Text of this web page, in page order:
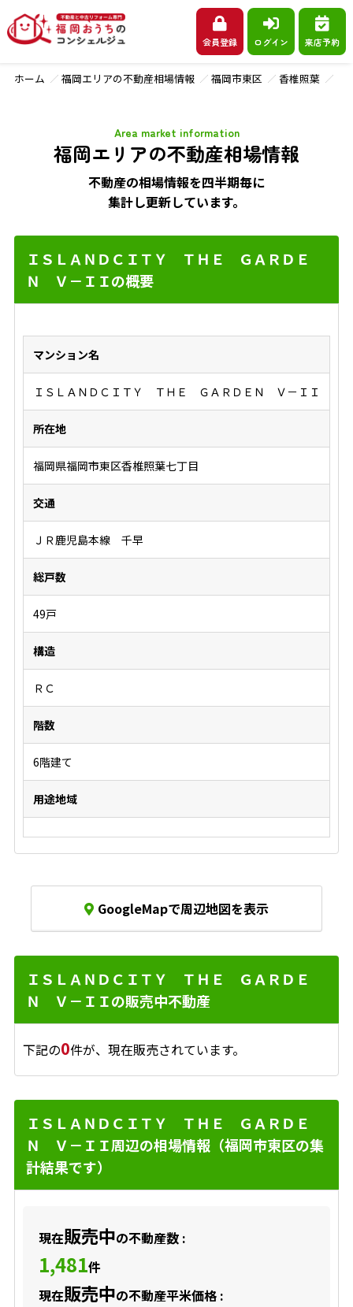
会員登録 ログイン 来店予約
ホーム 福岡エリアの不動産相場情報 福岡市東区 香椎照葉
福岡エリアの不動産相場情報
Area market information
不動産の相場情報を四半期毎に
集計し更新しています。
ＩＳＬＡＮＤＣＩＴＹ ＴＨＥ ＧＡＲＤＥ
Ｎ Ｖ－ＩＩの概要
マンション名
ＩＳＬＡＮＤＣＩＴＹ ＴＨＥ ＧＡＲＤＥＮ Ｖ－ＩＩ
所在地
福岡県福岡市東区香椎照葉七丁目
交通
ＪＲ鹿児島本線 千早
総戸数
49戸
構造
ＲＣ
階数
6階建て
用途地域
GoogleMapで周辺地図を表示
ＩＳＬＡＮＤＣＩＴＹ ＴＨＥ ＧＡＲＤＥ
Ｎ Ｖ－ＩＩの販売中不動産
下記の0件が、現在販売されています。
ＩＳＬＡＮＤＣＩＴＹ ＴＨＥ ＧＡＲＤＥ
Ｎ Ｖ－ＩＩ周辺の相場情報（福岡市東区の集
計結果です）
現在販売中の不動産数 :
1,481件
現在販売中の不動産平米価格 :